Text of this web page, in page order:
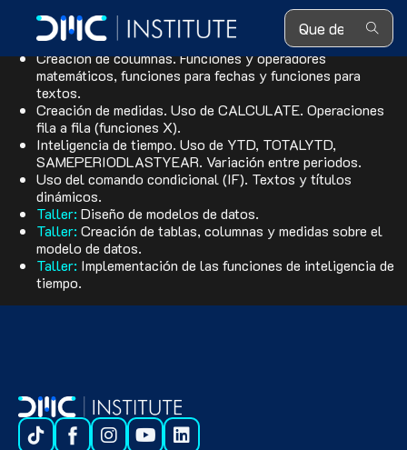
Search ...
Crear / eliminar relaciones. Creación de jerarquías.
Creación de tablas. En blanco, con datos, tipo calendario.
Creación de columnas. Funciones y operadores
matemáticos, funciones para fechas y funciones para
textos.
Creación de medidas. Uso de CALCULATE. Operaciones
fila a fila (funciones X).
Inteligencia de tiempo. Uso de YTD, TOTALYTD,
SAMEPERIODLASTYEAR. Variación entre periodos.
Uso del comando condicional (IF). Textos y títulos
dinámicos.
Taller: Diseño de modelos de datos.
Taller: Creación de tablas, columnas y medidas sobre el
modelo de datos.
Taller: Implementación de las funciones de inteligencia de
tiempo.